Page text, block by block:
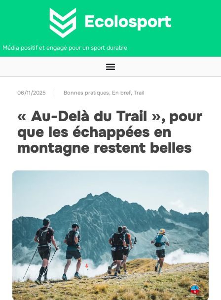
Média positif et engagé pour un sport durable
06/11/2025 Bonnes pratiques, En bref, Trail
« Au-Delà du Trail », pour
que les échappées en
montagne restent belles